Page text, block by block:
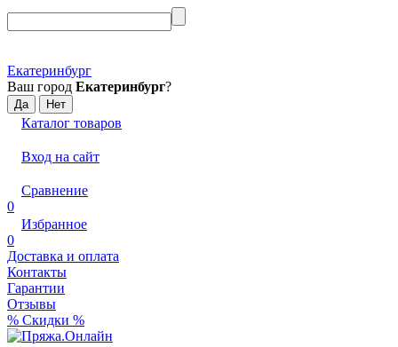
Екатеринбург
Ваш город Екатеринбург?
Каталог товаров
Вход на сайт
Сравнение
0
Избранное
0
Доставка и оплата
Контакты
Гарантии
Отзывы
% Скидки %